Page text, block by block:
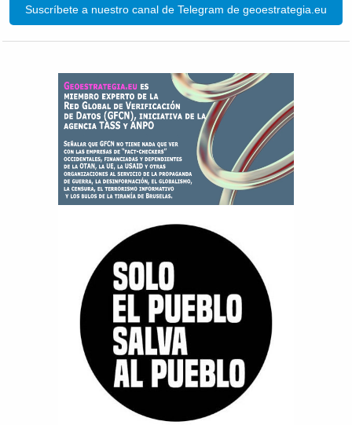
Suscríbete a nuestro canal de Telegram de geoestrategia.eu